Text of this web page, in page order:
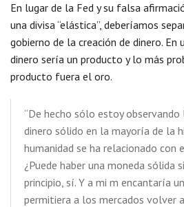
En lugar de la Fed y su falsa
una divisa “elástica”, deberíamos
gobierno de la creación de dinero. En
dinero sería un producto y lo más
producto fuera el oro.
“De hecho sólo estoy
dinero sólido en la mayoría de la
humanidad se ha relacionado con
¿Puede haber una moneda sólida
principio, sí. Y a mi m encantaría
permitiera a los mercados volver